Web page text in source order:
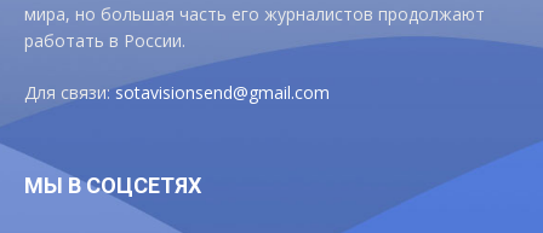
мира, но большая часть его журналистов продолжают
работать в России.
Для связи:sotavisionsend@gmail.com
МЫ В СОЦСЕТЯХ